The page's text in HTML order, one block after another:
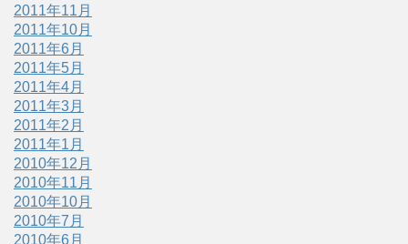
2011年11月
2011年10月
2011年6月
2011年5月
2011年4月
2011年3月
2011年2月
2011年1月
2010年12月
2010年11月
2010年10月
2010年7月
2010年6月